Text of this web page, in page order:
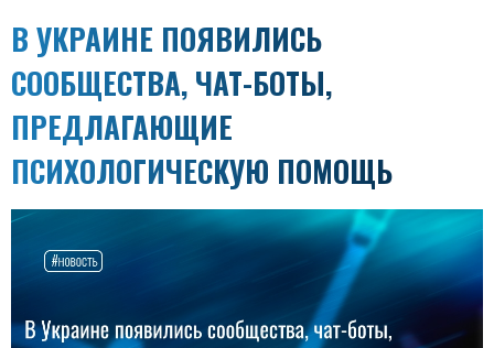
В УКРАИНЕ ПОЯВИЛИСЬ
СООБЩЕСТВА, ЧАТ-БОТЫ,
ПРЕДЛАГАЮЩИЕ
ПСИХОЛОГИЧЕСКУЮ ПОМОЩЬ